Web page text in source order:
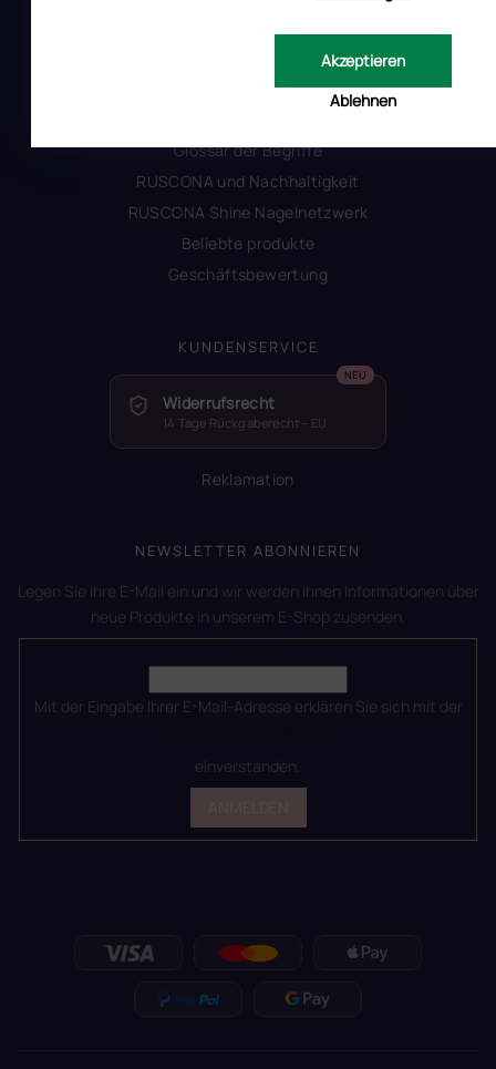
Ablehnen
Akzeptieren
Warum Ruscona
Glossar der Begriffe
RUSCONA und Nachhaltigkeit
RUSCONA Shine Nagelnetzwerk
Beliebte produkte
Geschäftsbewertung
KUNDENSERVICE
Widerrufsrecht
14 Tage Rückgaberecht – EU
Reklamation
NEWSLETTER ABONNIEREN
Legen Sie Ihre E-Mail ein und wir werden Ihnen Informationen über
neue Produkte in unserem E-Shop zusenden.
Mit der Eingabe Ihrer E-Mail-Adresse erklären Sie sich mit der
einverstanden.